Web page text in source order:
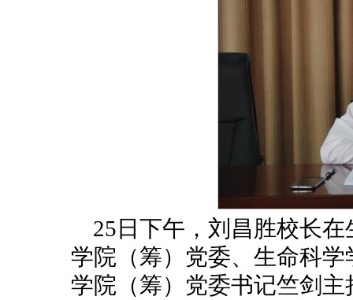
25日下午，刘昌胜校长
学院（筹）党委、生命科
学院（筹）党委书记竺剑